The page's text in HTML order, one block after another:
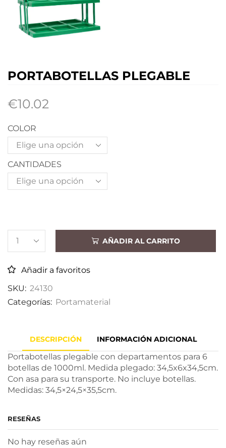
PORTABOTELLAS PLEGABLE
€10.02
COLOR
CANTIDADES
AÑADIR AL CARRITO
Añadir a favoritos
SKU: 24130
Categorías: Portamaterial
DESCRIPCIÓN INFORMACIÓN ADICIONAL
Portabotellas plegable con departamentos para 6
botellas de 1000ml. Medida plegado: 34,5x6x34,5cm.
Con asa para su transporte. No incluye botellas.
Medidas: 34,5×24,5×35,5cm.
RESEÑAS
No hay reseñas aún